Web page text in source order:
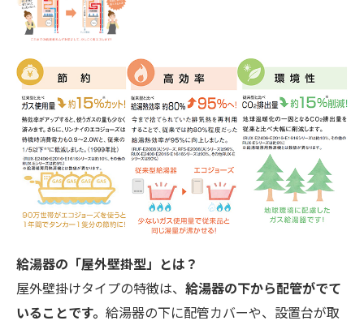
給湯器の「屋外壁掛型」とは？
屋外壁掛けタイプの特徴は、 給湯器の下から配管がでて
いることです。 給湯器の下に配管カバーや、設置台が取